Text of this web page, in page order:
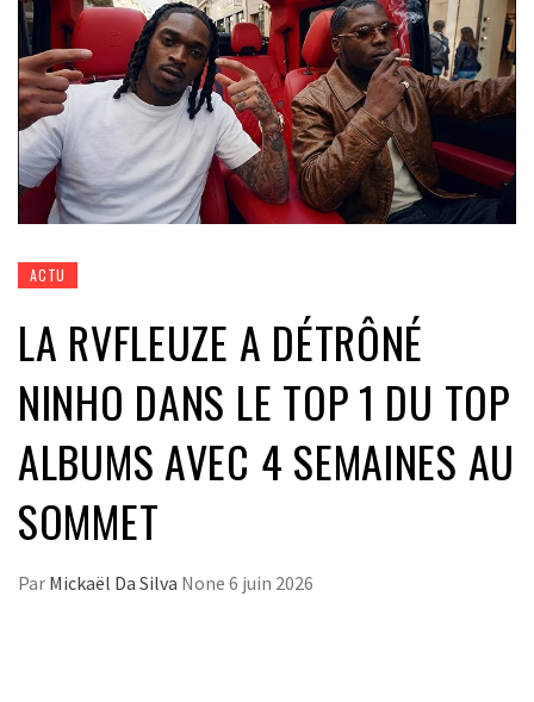
ACTU
LA RVFLEUZE A DÉTRÔNÉ
NINHO DANS LE TOP 1 DU TOP
ALBUMS AVEC 4 SEMAINES AU
SOMMET
Par Mickaël Da Silva None 6 juin 2026